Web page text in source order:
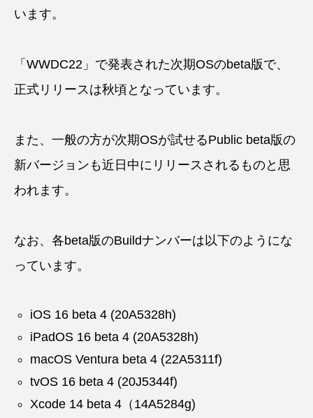
います。
「WWDC22」で発表された次期OSのbeta版で、
正式リリースは秋頃となっています。
また、一般の方が次期OSが試せるPublic beta版の
新バージョンも近日中にリリースされるものと思
われます。
なお、各beta版のBuildナンバーは以下のようにな
っています。
iOS 16 beta 4 (20A5328h)
iPadOS 16 beta 4 (20A5328h)
macOS Ventura beta 4 (22A5311f)
tvOS 16 beta 4 (20J5344f)
Xcode 14 beta 4（14A5284g)